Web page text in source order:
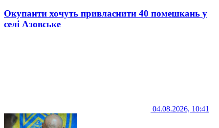
Окупанти хочуть привласнити 40 помешкань у
селі Азовське
04.08.2026, 10:41